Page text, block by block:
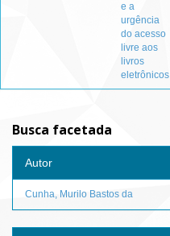
e a
urgência
do acesso
livre aos
livros
eletrônicos
Busca facetada
Autor
Cunha, Murilo Bastos da